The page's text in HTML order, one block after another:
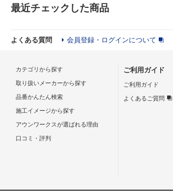
最近チェックした商品
よくある質問 会員登録・ログインについて
カテゴリから探す
取り扱いメーカーから探す
品番かんたん検索
施工イメージから探す
アウンワークスが選ばれる理由
口コミ・評判
ご利用ガイド
ご利用ガイド
よくあるご質問